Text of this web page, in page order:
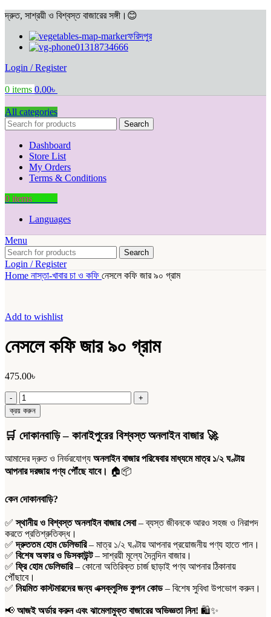
দ্রুত, সাশ্রয়ী ও বিশ্বস্ত বাজারের সঙ্গী।😊
ফরিদপুর
01318734666
Login / Register
0 items 0.00৳
All categories
Search
Dashboard
Store List
My Orders
Terms & Conditions
0 items
Languages
Menu
Search
Login / Register
Home নাস্তা-খাবারচা ও কফি নেসলে কফি জার ৯০ গ্রাম
Add to wishlist
নেসলে কফি জার ৯০ গ্রাম
475.00৳
নেসলে
কফি
জার
গ্রাম
ক্রয় করুন
🛒 দোকানবাড়ি – কানাইপুরের বিশ্বস্ত অনলাইন বাজার🚀
আমাদের দ্রুত ও নির্ভরযোগ্য অনলাইন বাজার পরিষেবার মাধ্যমে মাত্র ১/২ ঘণ্টায়
আপনার দরজায় পণ্য পৌঁছে যাবে। 🏠📦
কেন দোকানবাড়ি?
✅স্থানীয় ও বিশ্বস্ত অনলাইন বাজার সেবা– ব্যস্ত জীবনকে আরও সহজ ও নিরাপদ
করতে প্রতিশ্রুতিবদ্ধ।
✅দ্রুততম হোম ডেলিভারি– মাত্র ১/২ ঘণ্টায় আপনার প্রয়োজনীয় পণ্য হাতে পান।
✅ বিশেষ অফার ও ডিসকাউন্ট– সাশ্রয়ী মূল্যে দৈনন্দিন বাজার।
✅ ফ্রি হোম ডেলিভারি– কোনো অতিরিক্ত চার্জ ছাড়াই পণ্য আপনার ঠিকানায়
পৌঁছাবে।
✅ নিয়মিত কাস্টমারদের জন্য এক্সক্লুসিভ কুপন কোড– বিশেষ সুবিধা উপভোগ করুন।
📢 আজই অর্ডার করুন এবং ঝামেলামুক্ত বাজারের অভিজ্ঞতা নিন! 🛍️✨